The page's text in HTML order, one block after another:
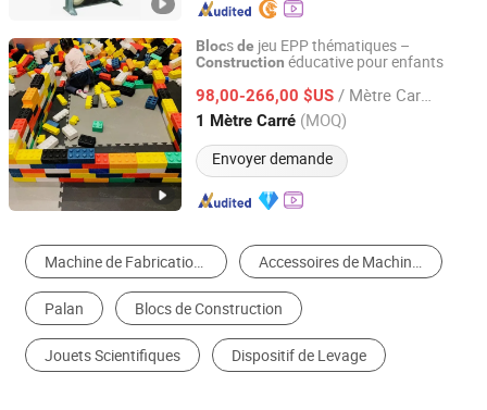
Blocsde jeu EPP thématiques –
Construction éducative pour enfants
98,00-266,00 $US / Mètre Carré
1 Mètre Carré (MOQ)
Envoyer demande
Foshan Tianyi Amusement Equipment Co., Ltd
Guangdong, China Depuis 2025
Machine de Fabrication de Brique Accessoires de Machinerie de Construction & d'Ingénierie
Palan Blocs de Construction
Jouets Scientifiques Dispositif de Levage